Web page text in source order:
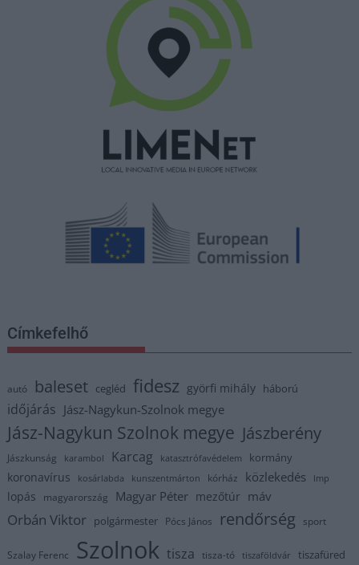
Címkefelhő
autó baleset cegléd fidesz györfi mihály háború
időjárás Jász-Nagykun-Szolnok megye
Jász-Nagykun Szolnok megye Jászberény
Jászkunság karambol Karcag katasztrófavédelem kormány
koronavírus kosárlabda kunszentmárton kórház közlekedés lmp
lopás magyarország Magyar Péter mezőtúr máv
Orbán Viktor polgármester Pócs János rendőrség sport
Szalay Ferenc Szolnok tisza tisza-tó tiszaföldvár tiszafüred